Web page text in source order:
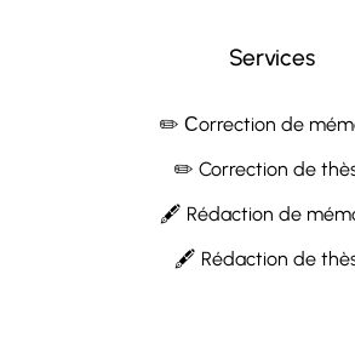
Services
✏️ Сorrection de
✏️ Correction de
🖋 Rédaction de
🖋 Rédaction de